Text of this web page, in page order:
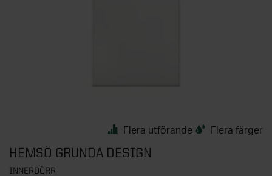
Flera utförande Flera färger
HEMSÖ GRUNDA DESIGN
INNERDÖRR